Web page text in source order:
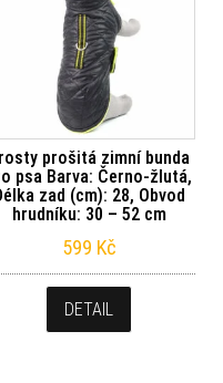
prošitá zimní bunda
psa Barva: Černo-žlutá,
zad (cm): 28, Obvod
hrudníku: 30 – 52 cm
599 Kč
DETAIL